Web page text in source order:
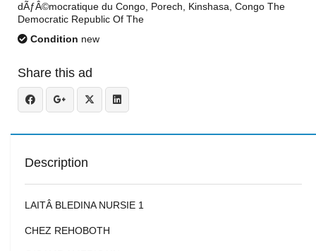
dÃƒÂ©mocratique du Congo, Porech, Kinshasa, Congo The
Democratic Republic Of The
Condition new
Share this ad
Description
LAITÂ BLEDINA NURSIE 1
CHEZ REHOBOTH